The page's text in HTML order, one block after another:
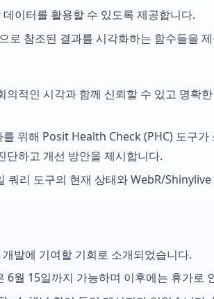
이터를 활용할 수 있도록 제공합니다.
로 참조된 결과를 시각화하는 함수들을
적인 시각과 함께 신뢰할 수 있고 명확
위해 Posit Health Check (PHC) 도구가
단하고 개선 방안을 제시합니다.
쿼리 도구의 현재 상태와 WebR/
발에 기여할 기회로 소개되었습니다.
월 15일까지 가능하며 이후에는 휴가로